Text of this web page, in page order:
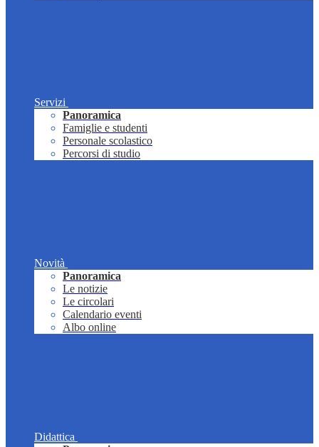
Servizi
Panoramica
Famiglie e studenti
Personale scolastico
Percorsi di studio
Novità
Panoramica
Le notizie
Le circolari
Calendario eventi
Albo online
Didattica